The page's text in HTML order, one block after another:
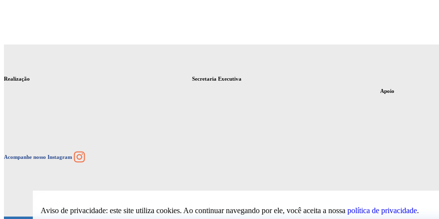
Realização Secretaria Executiva
Acompanhe nosso InstagramInstagram
Apoio
Aviso de privacidade: este site utiliza cookies. Ao continuar navegando por ele, você aceita a nossapolítica de privacidade.